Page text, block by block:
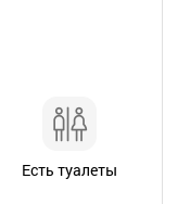
Есть туалеты